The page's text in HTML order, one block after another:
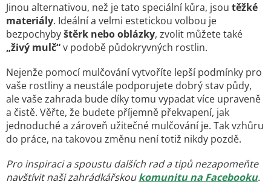
Jinou alternativou, než je tato speciální kůra, jsou těžké
materiály. Ideální a velmi estetickou volbou je
bezpochybyštěrk nebo oblázky, zvolit můžete také
„živý mulč“v podobě půdokryvných rostlin.
Nejenže pomocí mulčování vytvoříte lepší podmínky pro
vaše rostliny a neustále podporujete dobrý stav půdy,
ale vaše zahrada bude díky tomu vypadat více upraveně
a čistě. Věřte, že budete příjemně překvapení, jak
jednoduché a zároveň užitečné mulčování je. Tak vzhůru
do práce, na takovou změnu není totiž nikdy pozdě.
Pro inspiraci a spoustu dalších rad a tipů nezapomeňte
navštívit naši zahrádkářskoukomunitu na Facebooku.